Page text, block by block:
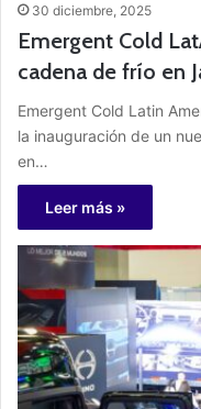
30 diciembre, 2025
Emergent Cold
cadena de frío en
Emergent Cold Latin
la inauguración de un
en…
Leer más »